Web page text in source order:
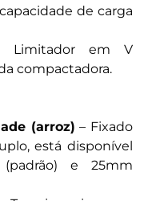
de carga
Limitador em V
compactadora.
(arroz) – Fixado
está disponível
e 25mm